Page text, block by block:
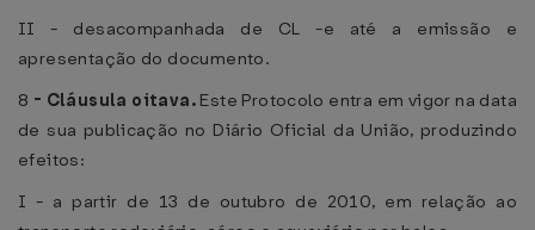
II - desacompanhada de CL -e até a emissão e
apresentação do documento.
8 - Cláusula oitava. Este Protocolo entra em vigor na data
de sua publicação no Diário Oficial da União, produzindo
efeitos:
I - a partir de 13 de outubro de 2010, em relação ao